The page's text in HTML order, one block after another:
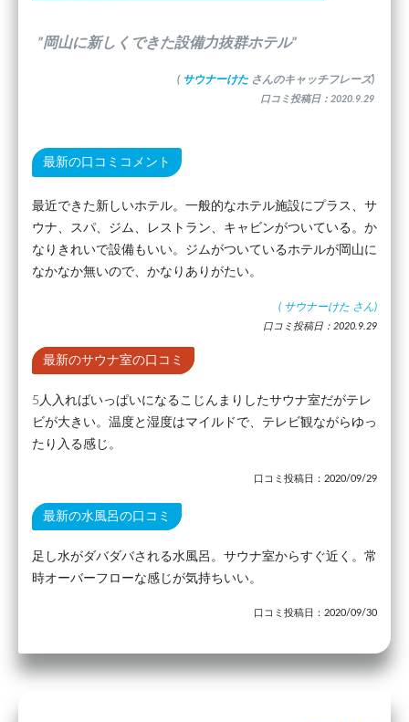
”岡山に新しくできた設備力抜群ホテル”
( サウナーけた さんのキャッチフレーズ)
口コミ投稿日：2020.9.29
最新の口コミコメント
最近できた新しいホテル。一般的なホテル施設にプラス、サ
ウナ、スパ、ジム、レストラン、キャビンがついている。か
なりきれいで設備もいい。ジムがついているホテルが岡山に
なかなか無いので、かなりありがたい。
( サウナーけた さん)
口コミ投稿日：2020.9.29
最新のサウナ室の口コミ
5人入ればいっぱいになるこじんまりしたサウナ室だがテレ
ビが大きい。温度と湿度はマイルドで、テレビ観ながらゆっ
たり入る感じ。
口コミ投稿日：2020/09/29
最新の水風呂の口コミ
足し水がダバダバされる水風呂。サウナ室からすぐ近く。常
時オーバーフローな感じが気持ちいい。
口コミ投稿日：2020/09/30